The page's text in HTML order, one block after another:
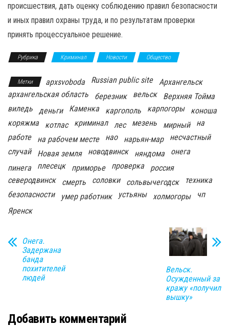
происшествия, дать оценку соблюдению правил безопасности
и иных правил охраны труда, и по результатам проверки
принять процессуальное решение.
Рубрика Криминал Новости Общество
Метки apxsvoboda Russian public site
Архангельск
архангельская область
березник вельск
Верхняя Тойма
виледь
деньги Каменка каргополь карпогоры
коноша
коряжма
котлас криминал лес мезень мирный
на
работе
на рабочем месте нао нарьян-мар
несчастный
случай
Новая земля новодвинск няндома
онега
пинега
плесецк приморье проверка
россия
северодвинск
смерть соловки сольвычегодск
техника
безопасности
умер работник устьяны холмогоры
чп
Яренск
Онега.
Задержана
банда
похитителей
людей
Вельск.
Осужденный за
кражу «получил
вышку»
Добавить комментарий